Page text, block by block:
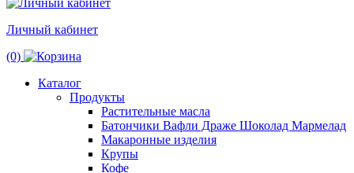
Личный кабинет
(0)
Каталог
Продукты
Растительные масла
Батончики Вафли Драже Шоколад Мармелад
Макаронные изделия
Крупы
Кофе